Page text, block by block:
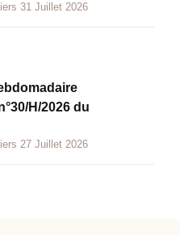
31 Juillet 2026
H/2026 du
27 Juillet 2026